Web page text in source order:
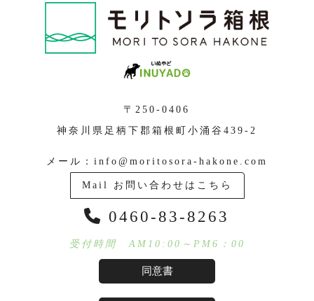
〒250-0406
神奈川県足柄下郡箱根町小涌谷439-2
メール： info@moritosora-hakone.com
Mail お問い合わせはこちら
0460-83-8263
受付時間 AM10:00～PM6：00
同意書